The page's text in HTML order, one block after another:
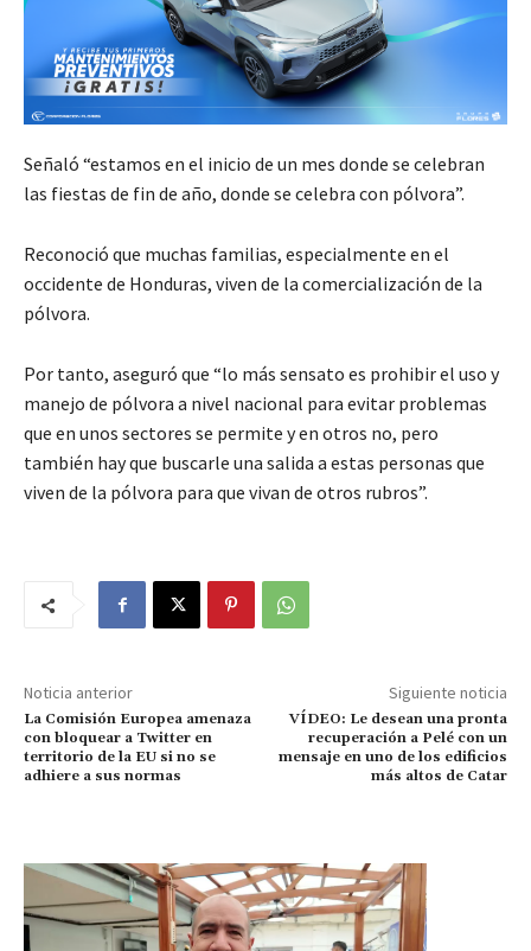
Señaló “estamos en el inicio de un mes donde se celebran
las fiestas de fin de año, donde se celebra con pólvora”.
Reconoció que muchas familias, especialmente en el
occidente de Honduras, viven de la comercialización de la
pólvora.
Por tanto, aseguró que “lo más sensato es prohibir el uso y
manejo de pólvora a nivel nacional para evitar problemas
que en unos sectores se permite y en otros no, pero
también hay que buscarle una salida a estas personas que
viven de la pólvora para que vivan de otros rubros”.
Noticia anterior
La Comisión Europea amenaza
con bloquear a Twitter en
territorio de la EU si no se
adhiere a sus normas
Siguiente noticia
VÍDEO: Le desean una pronta
recuperación a Pelé con un
mensaje en uno de los edificios
más altos de Catar